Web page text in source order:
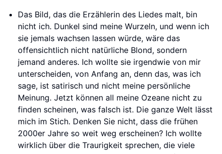
Das Bild, das die Erzählerin des Liedes malt, bin
nicht ich. Dunkel sind meine Wurzeln, und wenn ich
sie jemals wachsen lassen würde, wäre das
offensichtlich nicht natürliche Blond, sondern
jemand anderes. Ich wollte sie irgendwie von mir
unterscheiden, von Anfang an, denn das, was ich
sage, ist satirisch und nicht meine persönliche
Meinung. Jetzt können all meine Ozeane nicht zu
finden scheinen, was falsch ist. Die ganze Welt lässt
mich im Stich. Denken Sie nicht, dass die frühen
2000er Jahre so weit weg erscheinen? Ich wollte
wirklich über die Traurigkeit sprechen, die viele